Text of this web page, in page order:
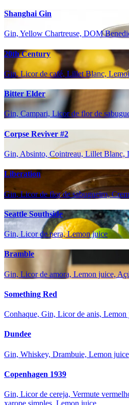
Shanghai Gin
Gin, Yellow Chartreuse, DOM
20th Century
Gin, Licor de café, Lillet Blanc,
Bitter Elder
Gin, Campari, Licor de flor de
Corpse Reviver #2
Gin, Absinto, Cointreau, Lillet Blanc,
Liberation
Gin, Licor de flor de sabugueiro,
Seattle Southside
Gin, Licor de pera, Lemon juice
Bramble
Gin, Licor de amora, Lemon juice,
Something Red
Conhaque, Gin, Licor de anis,
Dundee
Gin, Whiskey, Drambuie, Lemon juice
Copenhagen 1939
Gin, Licor de cereja, Vermute